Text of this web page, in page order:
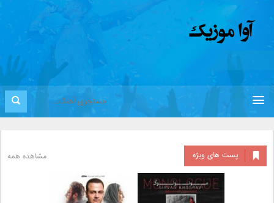
پست های ویژه مشاهده همه